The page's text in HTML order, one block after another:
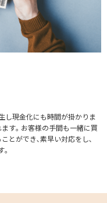
し現金化にも時間が掛かりま
す｡ お客様の手間も一緒に買
とができ､素早い対応をし､
｡